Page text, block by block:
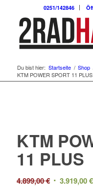
0251/142846
Du bist hier: Startseite / Shop
KTM POWER SPORT 11 PLUS
KTM
11 PLUS
4.899,00€ 3.919,00€